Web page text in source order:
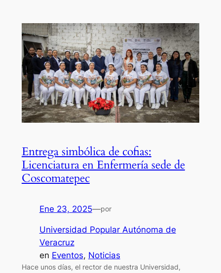
Entrega simbólica de cofias:
Licenciatura en Enfermería sede de
Coscomatepec
Ene 23, 2025—por
Universidad Popular Autónoma de
Veracruz
en Eventos, Noticias
Hace unos días, el rector de nuestra Universidad,